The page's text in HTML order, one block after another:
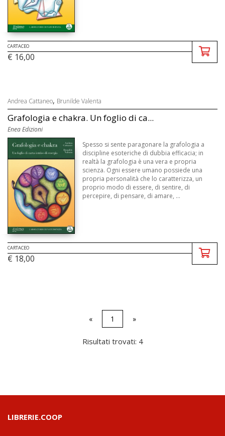
CARTACEO
€ 16,00
Andrea Cattaneo, Brunilde Valenta
Grafologia e chakra. Un foglio di ca...
Enea Edizioni
Spesso si sente paragonare la grafologia a
discipline esoteriche di dubbia efficacia; in
realtà la grafologia è una vera e propria
scienza. Ogni essere umano possiede una
propria personalità che lo caratterizza, un
proprio modo di essere, di sentire, di
percepire, di pensare, di amare, ...
CARTACEO
€ 18,00
« 1 »
Risultati trovati: 4
LIBRERIE.COOP